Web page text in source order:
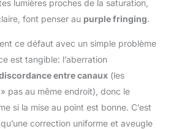
lumières proches de la saturation,
font penser au purple fringing.
ce défaut avec un simple problème
est tangible: l’aberration
entre canaux (les
pas au même endroit), donc le
si la mise au point est bonne. C’est
correction uniforme et aveugle